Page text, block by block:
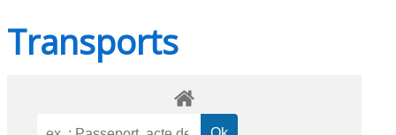
Transports